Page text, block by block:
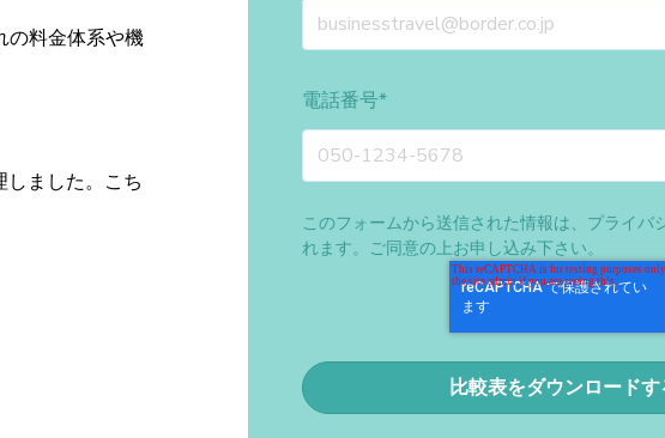
の料金体系や機
ました。こち
電話番号*
このフォームから送信された情報は、 プライバ
れます。ご同意の上お申し込み下さい。